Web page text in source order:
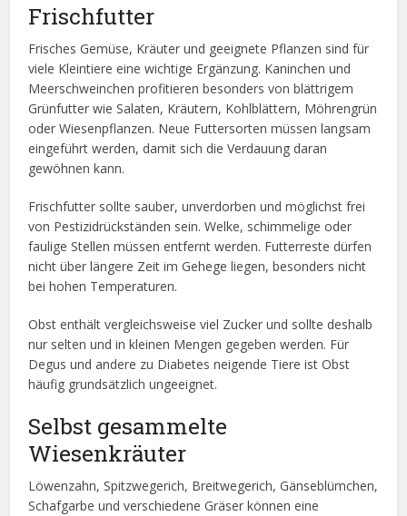
Frischfutter
Frisches Gemüse, Kräuter und geeignete Pflanzen sind für
viele Kleintiere eine wichtige Ergänzung. Kaninchen und
Meerschweinchen profitieren besonders von blättrigem
Grünfutter wie Salaten, Kräutern, Kohlblättern, Möhrengrün
oder Wiesenpflanzen. Neue Futtersorten müssen langsam
eingeführt werden, damit sich die Verdauung daran
gewöhnen kann.
Frischfutter sollte sauber, unverdorben und möglichst frei
von Pestizidrückständen sein. Welke, schimmelige oder
faulige Stellen müssen entfernt werden. Futterreste dürfen
nicht über längere Zeit im Gehege liegen, besonders nicht
bei hohen Temperaturen.
Obst enthält vergleichsweise viel Zucker und sollte deshalb
nur selten und in kleinen Mengen gegeben werden. Für
Degus und andere zu Diabetes neigende Tiere ist Obst
häufig grundsätzlich ungeeignet.
Selbst gesammelte
Wiesenkräuter
Löwenzahn, Spitzwegerich, Breitwegerich, Gänseblümchen,
Schafgarbe und verschiedene Gräser können eine